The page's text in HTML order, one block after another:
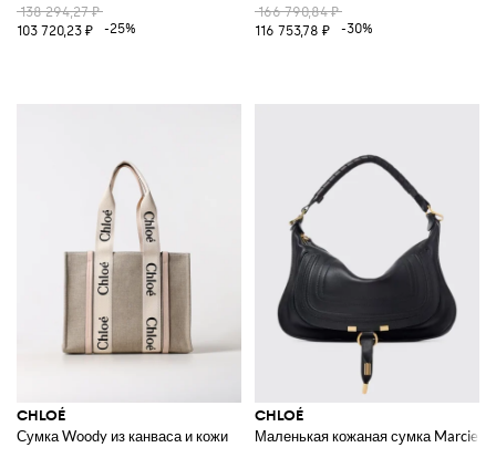
138 294,27 ₽
103 720,23 ₽
-25%
166 790,84 ₽
116 753,78 ₽
-30%
CHLOÉ
Сумка Woody из канваса и кожи
CHLOÉ
Маленькая кожаная сумка Marcie